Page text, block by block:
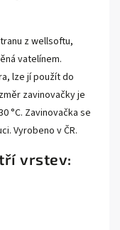
z wellsoftu,
vatelínem.
lze jí použít do
zavinovačky je
°C. Zavinovačka se
Vyrobeno v ČR.
vrstev: